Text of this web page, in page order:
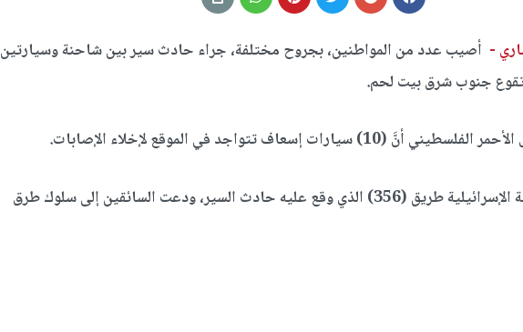
- أصيب عدد من المواطنين، بجروح مختلفة، جراء حادث سير بين شاحنة وسيارتين
جنوب شرق بيت لحم.
إسعاف تتواجد في الموقع لإخلاء الإصابات.
بدورها أغلقت الشرطة الإسرائيلية طريق (356) الذي وقع عليه حادث السير، ودعت السائقين إلى سلوك طرق